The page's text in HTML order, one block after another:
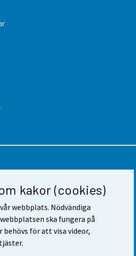
kakor (cookies)
webbplats. Nödvändiga
ska fungera på
för att visa videor,